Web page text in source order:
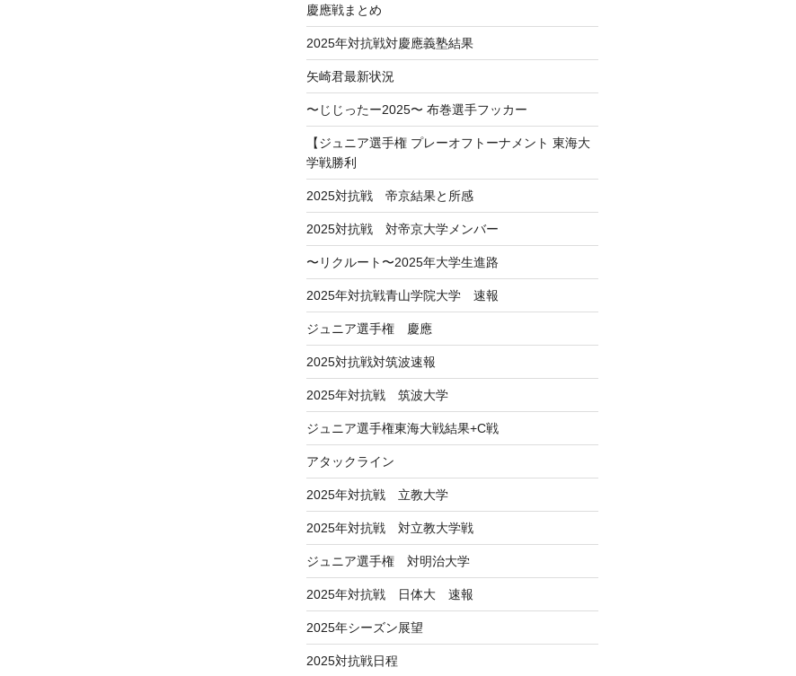
慶應戦まとめ
2025年対抗戦対慶應義塾結果
矢崎君最新状況
〜じじったー2025〜 布巻選手フッカー
【ジュニア選手権 プレーオフトーナメント 東海大
学戦勝利
2025対抗戦 帝京結果と所感
2025対抗戦 対帝京大学メンバー
〜リクルート〜2025年大学生進路
2025年対抗戦青山学院大学 速報
ジュニア選手権 慶應
2025対抗戦対筑波速報
2025年対抗戦 筑波大学
ジュニア選手権東海大戦結果+C戦
アタックライン
2025年対抗戦 立教大学
2025年対抗戦 対立教大学戦
ジュニア選手権 対明治大学
2025年対抗戦 日体大 速報
2025年シーズン展望
2025対抗戦日程